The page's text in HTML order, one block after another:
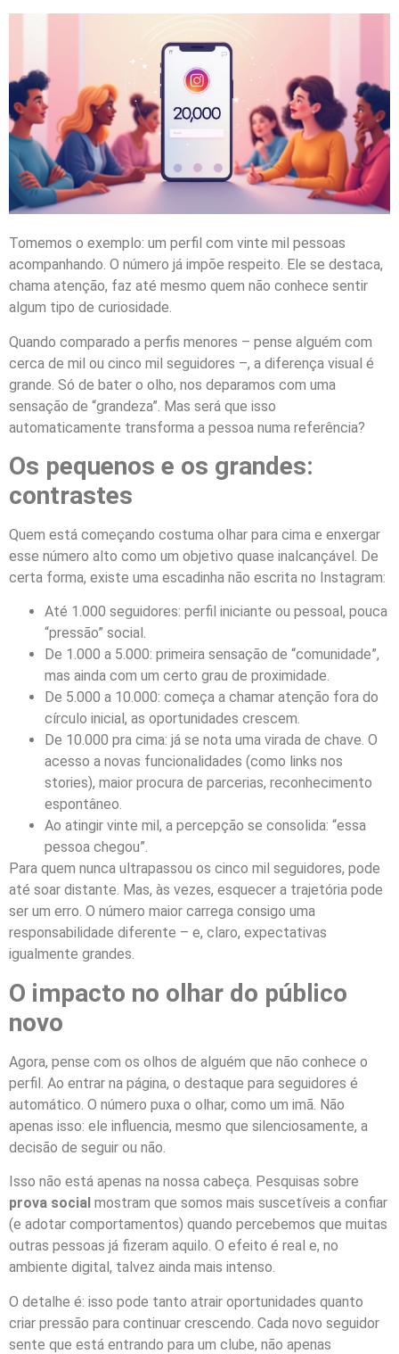
Tomemos o exemplo: um perfil com vinte mil pessoas
acompanhando. O número já impõe respeito. Ele se destaca,
chama atenção, faz até mesmo quem não conhece sentir
algum tipo de curiosidade.
Quando comparado a perfis menores – pense alguém com
cerca de mil ou cinco mil seguidores –, a diferença visual é
grande. Só de bater o olho, nos deparamos com uma
sensação de “grandeza”. Mas será que isso
automaticamente transforma a pessoa numa referência?
Os pequenos e os grandes:
contrastes
Quem está começando costuma olhar para cima e enxergar
esse número alto como um objetivo quase inalcançável. De
certa forma, existe uma escadinha não escrita no Instagram:
Até 1.000 seguidores: perfil iniciante ou pessoal, pouca
“pressão” social.
De 1.000 a 5.000: primeira sensação de “comunidade”,
mas ainda com um certo grau de proximidade.
De 5.000 a 10.000: começa a chamar atenção fora do
círculo inicial, as oportunidades crescem.
De 10.000 pra cima: já se nota uma virada de chave. O
acesso a novas funcionalidades (como links nos
stories), maior procura de parcerias, reconhecimento
espontâneo.
Ao atingir vinte mil, a percepção se consolida: “essa
pessoa chegou”.
Para quem nunca ultrapassou os cinco mil seguidores, pode
até soar distante. Mas, às vezes, esquecer a trajetória pode
ser um erro. O número maior carrega consigo uma
responsabilidade diferente – e, claro, expectativas
igualmente grandes.
O impacto no olhar do público
novo
Agora, pense com os olhos de alguém que não conhece o
perfil. Ao entrar na página, o destaque para seguidores é
automático. O número puxa o olhar, como um imã. Não
apenas isso: ele influencia, mesmo que silenciosamente, a
decisão de seguir ou não.
Isso não está apenas na nossa cabeça. Pesquisas sobre
prova social mostram que somos mais suscetíveis a confiar
(e adotar comportamentos) quando percebemos que muitas
outras pessoas já fizeram aquilo. O efeito é real e, no
ambiente digital, talvez ainda mais intenso.
O detalhe é: isso pode tanto atrair oportunidades quanto
criar pressão para continuar crescendo. Cada novo seguidor
sente que está entrando para um clube, não apenas